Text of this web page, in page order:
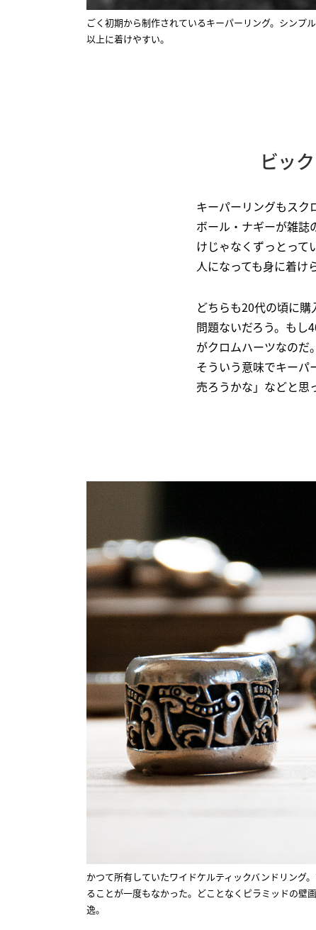
ごく初期から制作されているキーパーリング。シンプ
以上に着けやすい。
ビッ
キーパーリングもスク
ボール・ナギーが雑誌
けじゃなくずっとって
人になっても身に着け
どちらも20代の頃に
問題ないだろう。もし
がクロムハーツなのだ
そういう意味でキーパ
売ろうかな」などと思
かつて所有していたワイドケルティックバンドリング
ることが一度もなかった。どことなくピラミッドの壁
逸。